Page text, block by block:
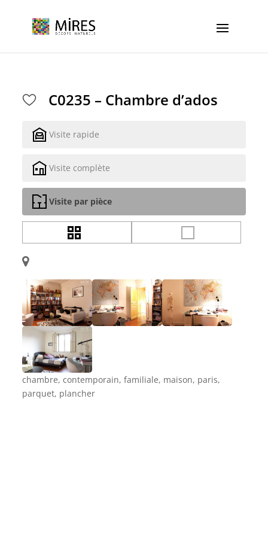
C0235 – Chambre d’ados
Visite rapide
Visite complète
Visite par pièce
chambre, contemporain, familiale, maison, paris,
parquet, plancher